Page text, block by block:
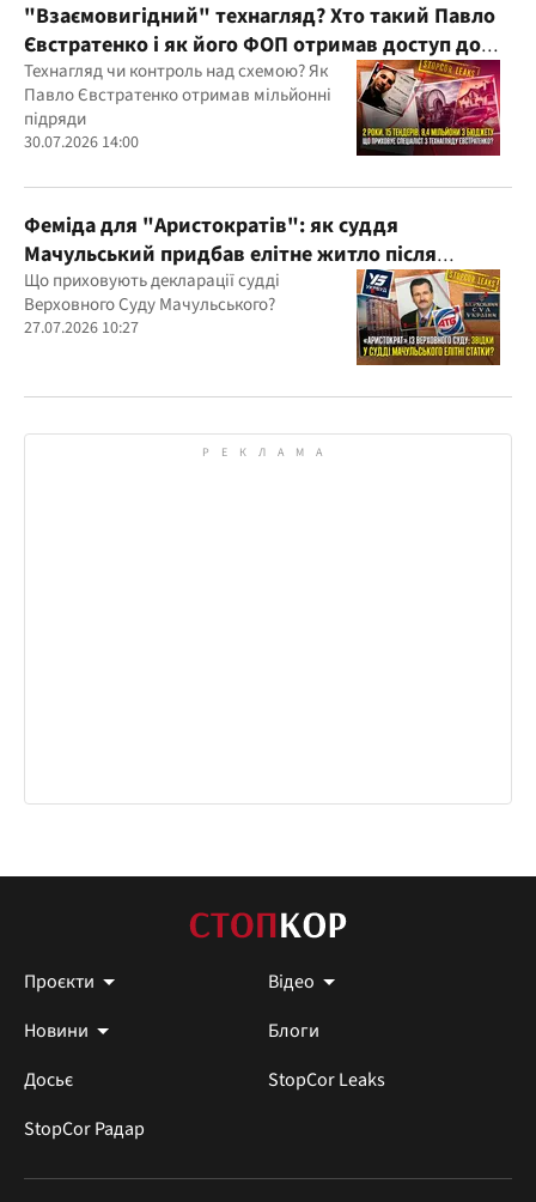
"Взаємовигідний" технагляд? Хто такий Павло
Євстратенко і як його ФОП отримав доступ до
бюджетних мільйонів?
Технагляд чи контроль над схемою? Як
Павло Євстратенко отримав мільйонні
підряди
30.07.2026 14:00
Феміда для "Аристократів": як суддя
Мачульський придбав елітне житло після
вердикту на користь забудовника?
Що приховують декларації судді
Верховного Суду Мачульського?
27.07.2026 10:27
Проєкти
Відео
Новини
Блоги
Досьє
StopCor Leaks
StopCor Радар